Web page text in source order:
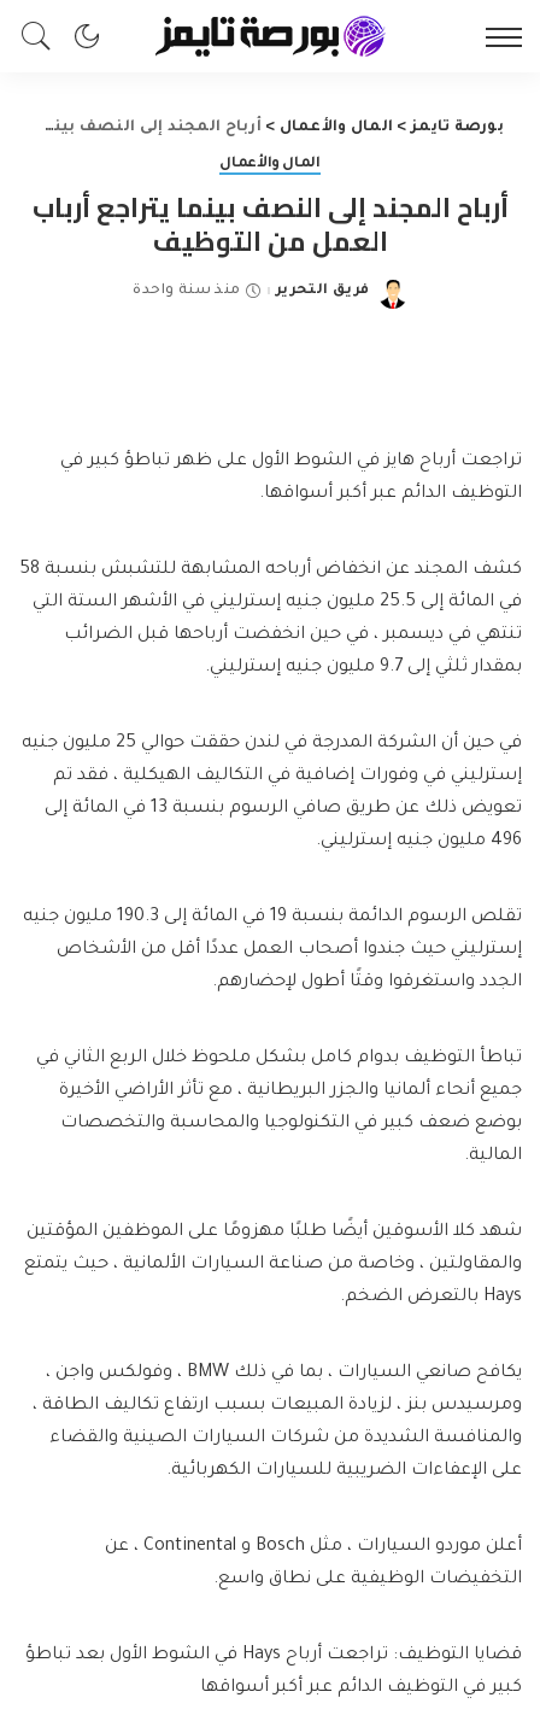
بورصة تايمز> المال والأعمال > أرباح المجند إلى النصف بينما يتراجع أرباب العمل من التوظيف
المال والأعمال
أرباح المجند إلى النصف بينما يتراجع أرباب
العمل من التوظيف
Posted
فريق التحرير منذ سنة واحدة
تراجعت أرباح هايز في الشوط الأول على ظهر تباطؤ كبير في
التوظيف الدائم عبر أكبر أسواقها.
كشف المجند عن انخفاض أرباحه المشابهة للتشبش بنسبة 58
في المائة إلى 25.5 مليون جنيه إسترليني في الأشهر الستة التي
تنتهي في ديسمبر ، في حين انخفضت أرباحها قبل الضرائب
بمقدار ثلثي إلى 9.7 مليون جنيه إسترليني.
في حين أن الشركة المدرجة في لندن حققت حوالي 25 مليون جنيه
إسترليني في وفورات إضافية في التكاليف الهيكلية ، فقد تم
تعويض ذلك عن طريق صافي الرسوم بنسبة 13 في المائة إلى
496 مليون جنيه إسترليني.
تقلص الرسوم الدائمة بنسبة 19 في المائة إلى 190.3 مليون جنيه
إسترليني حيث جندوا أصحاب العمل عددًا أقل من الأشخاص
الجدد واستغرقوا وقتًا أطول لإحضارهم.
تباطأ التوظيف بدوام كامل بشكل ملحوظ خلال الربع الثاني في
جميع أنحاء ألمانيا والجزر البريطانية ، مع تأثر الأراضي الأخيرة
بوضع ضعف كبير في التكنولوجيا والمحاسبة والتخصصات
المالية.
شهد كلا الأسوقين أيضًا طلبًا مهزومًا على الموظفين المؤقتين
والمقاولتين ، وخاصة من صناعة السيارات الألمانية ، حيث يتمتع
Hays بالتعرض الضخم.
يكافح صانعي السيارات ، بما في ذلك BMW ، وفولكس واجن ،
ومرسيدس بنز ، لزيادة المبيعات بسبب ارتفاع تكاليف الطاقة ،
والمنافسة الشديدة من شركات السيارات الصينية والقضاء
على الإعفاءات الضريبية للسيارات الكهربائية.
أعلن موردو السيارات ، مثل Bosch و Continental ، عن
التخفيضات الوظيفية على نطاق واسع.
قضايا التوظيف: تراجعت أرباح Hays في الشوط الأول بعد تباطؤ
كبير في التوظيف الدائم عبر أكبر أسواقها